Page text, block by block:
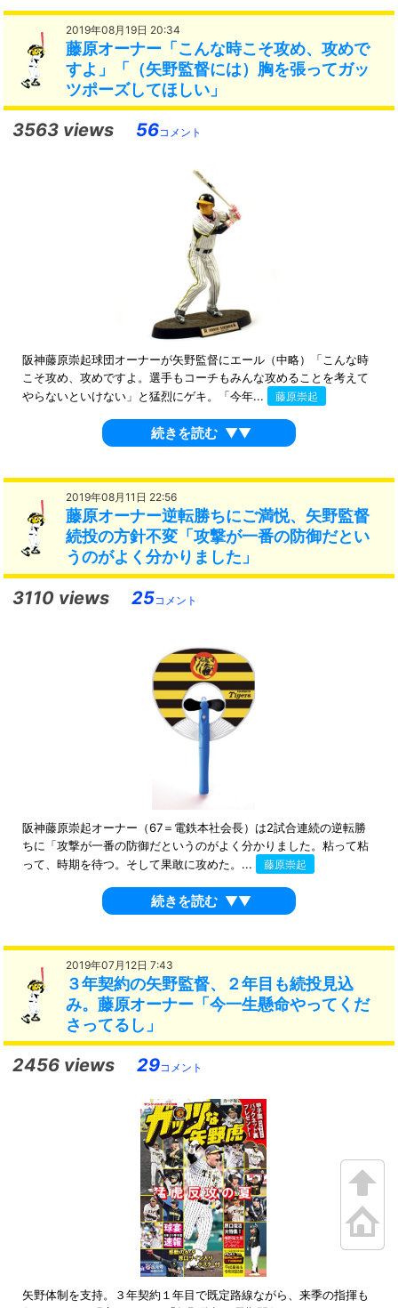
2019年08月19日 20:34
藤原オーナー「こんな時こそ攻め、攻めで
すよ」「（矢野監督には）胸を張ってガッ
ツポーズしてほしい」
3563 views 56コメント
阪神藤原崇起球団オーナーが矢野監督にエール（中略）「こんな時
こそ攻め、攻めですよ。選手もコーチもみんな攻めることを考えて
やらないといけない」と猛烈にゲキ。「今年...
藤原崇起
続きを読む ▼▼
2019年08月11日 22:56
藤原オーナー逆転勝ちにご満悦、矢野監督
続投の方針不変「攻撃が一番の防御だとい
うのがよく分かりました」
3110 views 25コメント
阪神藤原崇起オーナー（67＝電鉄本社会長）は2試合連続の逆転勝
ちに「攻撃が一番の防御だというのがよく分かりました。粘って粘
って、時期を待つ。そして果敢に攻めた。...
藤原崇起
続きを読む ▼▼
2019年07月12日 7:43
３年契約の矢野監督、２年目も続投見込
み。藤原オーナー「今一生懸命やってくだ
さってるし」
2456 views 29コメント
矢野体制を支持。３年契約１年目で既定路線ながら、来季の指揮も